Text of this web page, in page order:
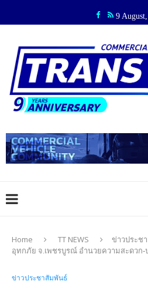
9
Home TT NEWS ข่าวประช
อุทกภัย จ.เพชรบูรณ์ อำนวยความสะดวก
ข่าวประชาสัมพันธ์